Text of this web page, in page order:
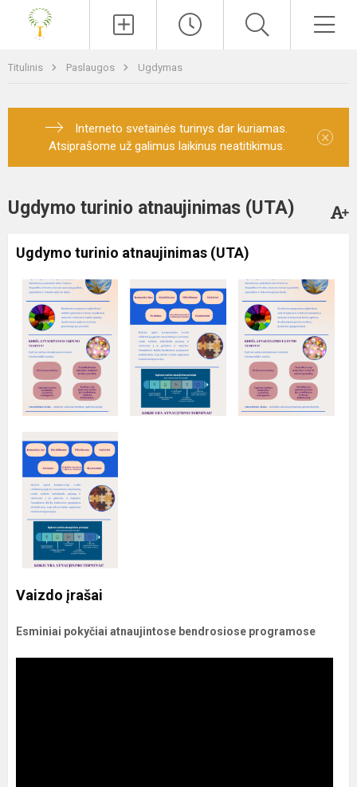
Titulinis Paslaugos Ugdymas
Interneto svetainės turinys dar kuriamas.
Atsiprašome už galimus laikinus neatitikimus.
×
Ugdymo turinio atnaujinimas (UTA)
Ugdymo turinio atnaujinimas (UTA)
Vaizdo įrašai
Esminiai pokyčiai atnaujintose bendrosiose programose